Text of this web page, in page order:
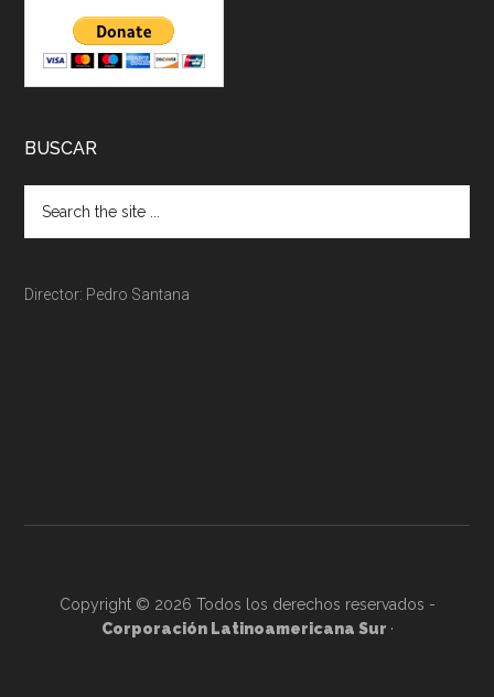
BUSCAR
Director: Pedro Santana
Copyright © 2026 Todos los derechos reservados -
Corporación Latinoamericana Sur ·